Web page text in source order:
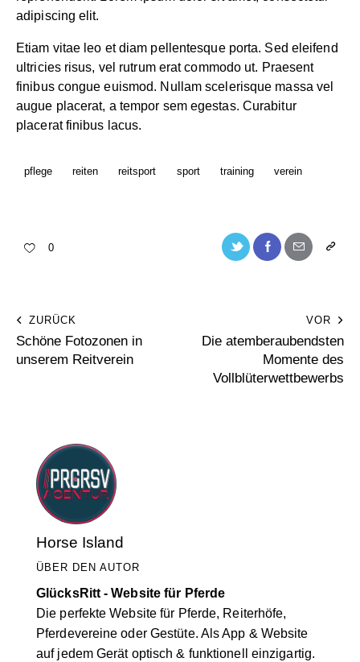
adipiscing elit.
Etiam vitae leo et diam pellentesque porta. Sed eleifend
ultricies risus, vel rutrum erat commodo ut. Praesent
finibus congue euismod. Nullam scelerisque massa vel
augue placerat, a tempor sem egestas. Curabitur
placerat finibus lacus.
pflege reiten reitsport sport training verein
0
ZURÜCK
Schöne Fotozonen in
unserem Reitverein
VOR
Die atemberaubendsten
Momente des
Vollblüterwettbewerbs
Horse Island
ÜBER DEN AUTOR
GlücksRitt - Website für Pferde
Die perfekte Website für Pferde, Reiterhöfe,
Pferdevereine oder Gestüte. Als App & Website
auf jedem Gerät optisch & funktionell einzigartig.